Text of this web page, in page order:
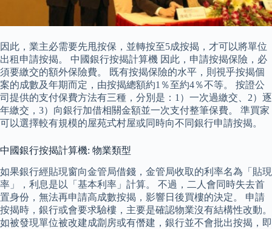
因此，業主必需要先甩按保，並轉按至5成按揭，才可以將單位
出租申請按揭。 中國銀行按揭計算機 因此，申請按揭保險，必
須要繳交的額外保險費。 既有按揭保險的水平，則視乎按揭個
案的成數及年期而定，由按揭總額約1％至約4％不等。 按證公
司提供的支付保費方法有三種，分別是：1）一次過繳交、2）逐
年繳交，3）向銀行加借相關金額並一次支付整筆保費。 準買家
可以選擇較有規模的屋苑式村屋或同時向不同銀行申請按揭。
中國銀行按揭計算機: 物業類型
如果銀行經貼現窗向金管局借錢，金管局收取的利率名為「貼現
率」，利息是以「基本利率」計算。 不過，二人會同時失去首
置身份，無法再申請高成數按揭，影響日後買樓的決定。 申請
按揭時，銀行或會要求驗樓，主要是確認物業沒有結構性改動。
如被發現單位被改建成劏房或有僭建，銀行並不會批出按揭，即